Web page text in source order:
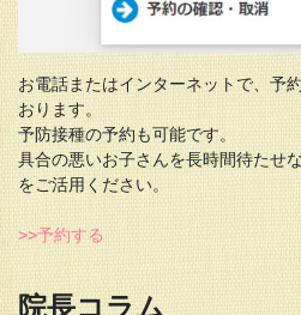
お電話またはインターネットで、予
おります。
予防接種の予約も可能です。
具合の悪いお子さんを長時間待たせ
をご活用ください。
>>予約する
院長コラム